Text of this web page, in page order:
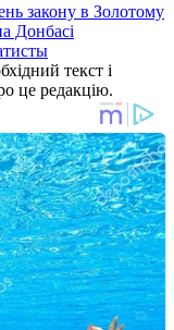
закону в Золотому
Донбасі
текст і
це редакцію.